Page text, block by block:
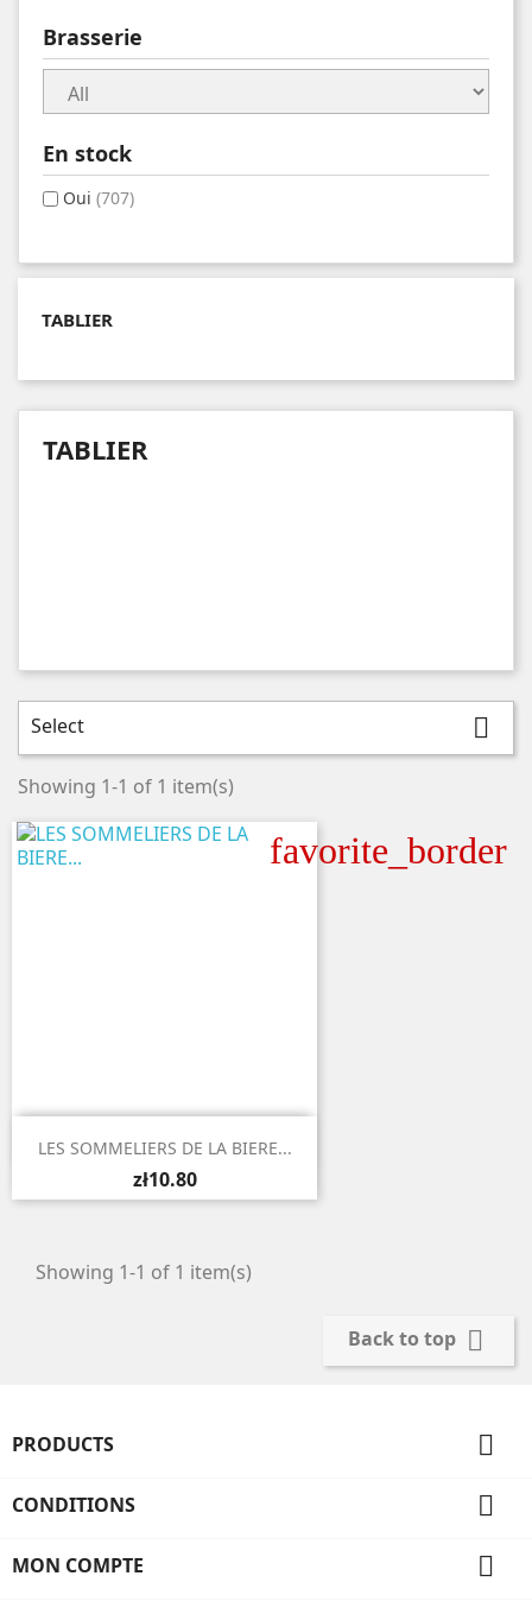
Brasserie
En stock
Oui (707)
TABLIER
TABLIER
Select 
Showing 1-1 of 1 item(s)
favorite_border
 Quick view
LES SOMMELIERS DE LA BIERE...
zł10.80
Showing 1-1 of 1 item(s)
Back to top 
PRODUCTS 
CONDITIONS 
MON COMPTE 